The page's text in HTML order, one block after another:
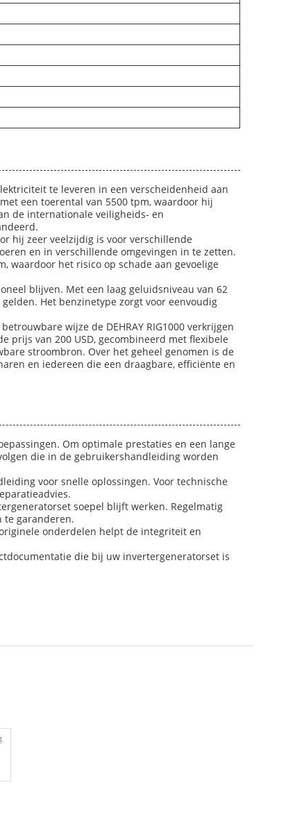
te leveren in een verscheidenheid aan
een toerental van 5500 tpm, waardoor hij
de internationale veiligheids- en
hij zeer veelzijdig is voor verschillende
en in verschillende omgevingen in te zetten.
waardoor het risico op schade aan gevoelige
blijven. Met een laag geluidsniveau van 62
Het benzinetype zorgt voor eenvoudig
wijze de DEHRAY RIG1000 verkrijgen
prijs van 200 USD, gecombineerd met flexibele
stroombron. Over het geheel genomen is de
en iedereen die een draagbare, efficiënte en
Om optimale prestaties en een lange
die in de gebruikershandleiding worden
voor snelle oplossingen. Voor technische
soepel blijft werken. Regelmatig
te garanderen.
onderdelen helpt de integriteit en
die bij uw invertergeneratorset is